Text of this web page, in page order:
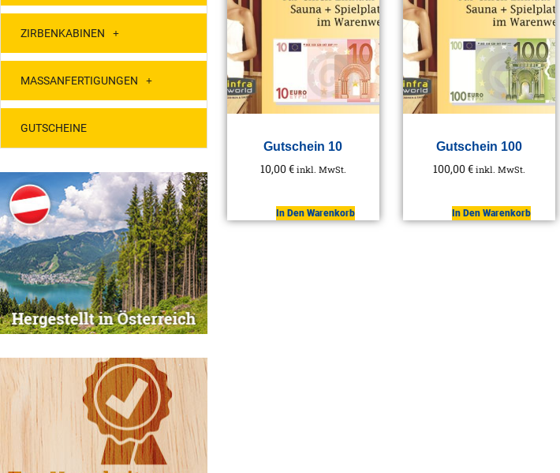
ZIRBENKABINEN
MASSANFERTIGUNGEN
GUTSCHEINE
Gutschein 10
10,00€ inkl. MwSt.
In Den Warenkorb
Gutschein 100
100,00€ inkl. MwSt.
In Den Warenkorb